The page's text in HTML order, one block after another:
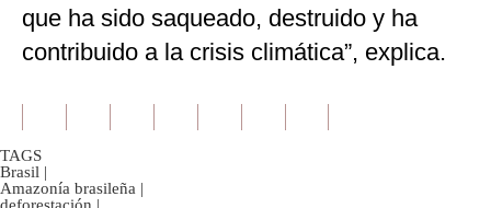
que ha sido saqueado, destruido y ha
contribuido a la crisis climática”, explica.
TAGS
Brasil |
Amazonía brasileña |